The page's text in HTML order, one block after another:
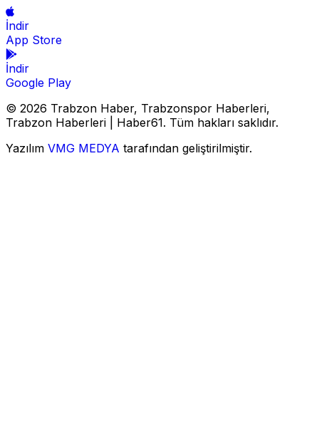
İndir
App Store
İndir
Google Play
© 2026 Trabzon Haber, Trabzonspor Haberleri,
Trabzon Haberleri | Haber61. Tüm hakları saklıdır.
Yazılım VMG MEDYA tarafından geliştirilmiştir.